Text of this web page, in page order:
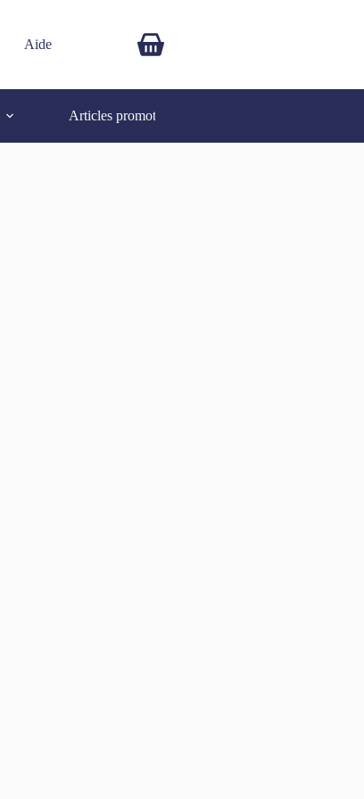
Aide
Articles promotionnels